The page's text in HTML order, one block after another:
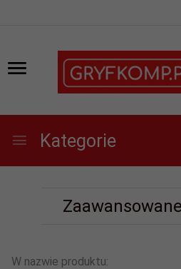
Kategorie
W nazwie produktu: